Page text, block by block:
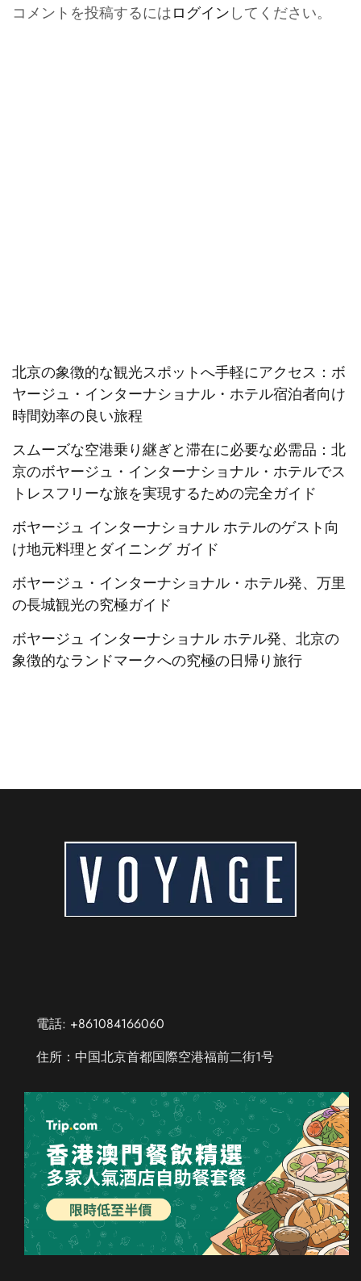
コメントを投稿するにはログインしてください。
北京の象徴的な観光スポットへ手軽にアクセス：ボ
ヤージュ・インターナショナル・ホテル宿泊者向け
時間効率の良い旅程
スムーズな空港乗り継ぎと滞在に必要な必需品：北
京のボヤージュ・インターナショナル・ホテルでス
トレスフリーな旅を実現するための完全ガイド
ボヤージュ インターナショナル ホテルのゲスト向
け地元料理とダイニング ガイド
ボヤージュ・インターナショナル・ホテル発、万里
の長城観光の究極ガイド
ボヤージュ インターナショナル ホテル発、北京の
象徴的なランドマークへの究極の日帰り旅行
電話: +861084166060
住所：中国北京首都国際空港福前二街1号
Spanish
French
Russian
Thai
Chinese (Hong Kong)
Chinese (Taiwan)